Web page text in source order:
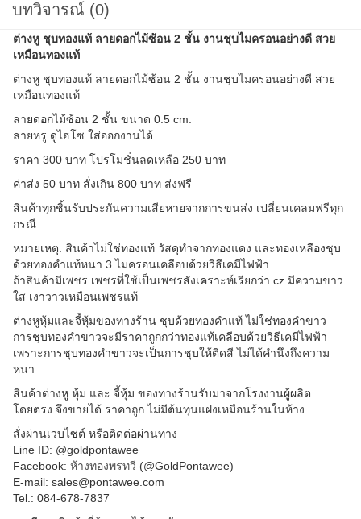
บทวิจารณ์ (0)
ต่างหู ชุบทองแท้ ลายดอกไม้ซ้อน 2 ชั้น งานชุบไมครอนอย่างดี สวย
เหมือนทองแท้
ต่างหู ชุบทองแท้ ลายดอกไม้ซ้อน 2 ชั้น งานชุบไมครอนอย่างดี สวย
เหมือนทองแท้
ลายดอกไม้ซ้อน 2 ชั้น ขนาด 0.5 cm.
ลายหรู ดูไฮโซ ใส่ออกงานได้
ราคา 300 บาท โปรโมชั่นลดเหลือ 250 บาท
ค่าส่ง 50 บาท สั่งเกิน 800 บาท ส่งฟรี
สินค้าทุกชิ้นรับประกันความเสียหายจากการขนส่ง เปลี่ยนเคลมฟรีทุก
กรณี
หมายเหตุ: สินค้าไม่ใช่ทองแท้ วัสดุทำจากทองแดง และทองเหลืองชุบ
ด้วยทองคำแท้หนา 3 ไมครอนเคลือบด้วยวิธีเคมีไฟฟ้า
ถ้าสินค้ามีเพชร เพชรที่ใช้เป็นเพชรสังเคราะห์เรียกว่า cz มีความขาว
ใส เงาวาวเหมือนเพชรแท้
ต่างหูหุ้มและจี้หุ้มของทางร้าน ชุบด้วยทองคำแท้ ไม่ใช่ทองคำขาว
การชุบทองคำขาวจะมีราคาถูกกว่าทองแท้เคลือบด้วยวิธีเคมีไฟฟ้า
เพราะการชุบทองคำขาวจะเป็นการชุบให้ติดสี ไม่ได้คำนึงถึงความ
หนา
สินค้าต่างหู หุ้ม และ จี้หุ้ม ของทางร้านรับมาจากโรงงานผู้ผลิต
โดยตรง จึงขายได้ ราคาถูก ไม่มีต้นทุนแฝงเหมือนร้านในห้าง
สั่งผ่านเวบไซต์ หรือติดต่อผ่านทาง
Line ID: @goldpontawee
Facebook: ห้างทองพรทวี (@GoldPontawee)
E-mail: sales@pontawee.com
Tel.: 084-678-7837